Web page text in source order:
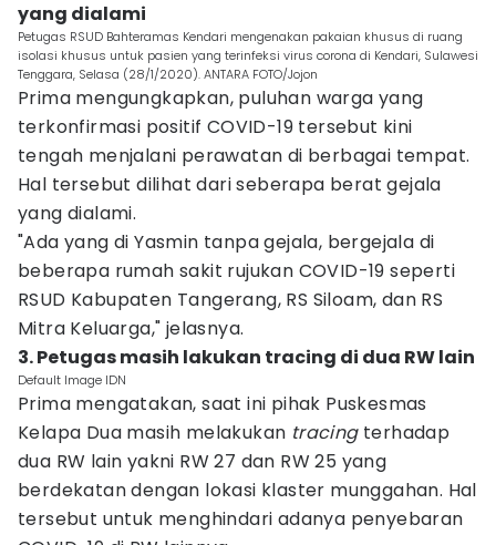
yang dialami
Petugas RSUD Bahteramas Kendari mengenakan pakaian khusus di ruang
isolasi khusus untuk pasien yang terinfeksi virus corona di Kendari, Sulawesi
Tenggara, Selasa (28/1/2020). ANTARA FOTO/Jojon
Prima mengungkapkan, puluhan warga yang
terkonfirmasi positif COVID-19 tersebut kini
tengah menjalani perawatan di berbagai tempat.
Hal tersebut dilihat dari seberapa berat gejala
yang dialami.
"Ada yang di Yasmin tanpa gejala, bergejala di
beberapa rumah sakit rujukan COVID-19 seperti
RSUD Kabupaten Tangerang, RS Siloam, dan RS
Mitra Keluarga," jelasnya.
3. Petugas masih lakukan tracing di dua RW lain
Default Image IDN
Prima mengatakan, saat ini pihak Puskesmas
Kelapa Dua masih melakukan tracingterhadap
dua RW lain yakni RW 27 dan RW 25 yang
berdekatan dengan lokasi klaster munggahan. Hal
tersebut untuk menghindari adanya penyebaran